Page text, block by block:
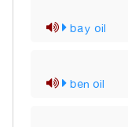
bay oil
ben oil